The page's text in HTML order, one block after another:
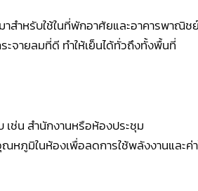
ำหรับใช้ในที่พักอาศัยและอาคารพาณิช
จายลมที่ดี ทำให้เย็นได้ทั่วถึงทั้งพื้นที่
เช่น สำนักงานหรือห้องประชุม
ณหภูมิในห้องเพื่อลดการใช้พลังงานและค่